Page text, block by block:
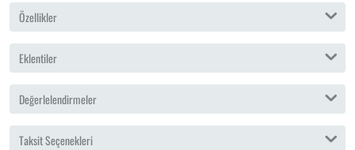
Özellikler
Eklentiler
Değerlelendirmeler
Taksit Seçenekleri